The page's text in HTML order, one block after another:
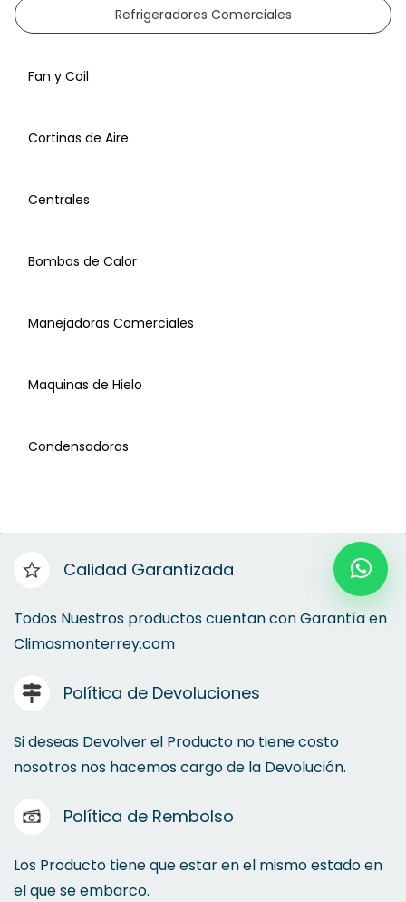
Refrigeradores Comerciales
Fan y Coil
Cortinas de Aire
Centrales
Bombas de Calor
Manejadoras Comerciales
Maquinas de Hielo
Maquinas de Hielo
Condensadoras
Calidad Garantizada
Todos Nuestros productos cuentan con Garantía en
Climasmonterrey.com
Política de Devoluciones
Si deseas Devolver el Producto no tiene costo
nosotros nos hacemos cargo de la Devolución.
Política de Rembolso
Los Producto tiene que estar en el mismo estado en
el que se embarco.